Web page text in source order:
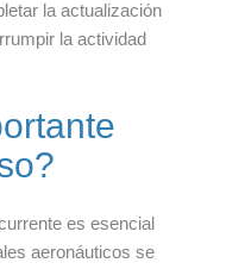
la actualización
la actividad
es esencial
aeronáuticos se